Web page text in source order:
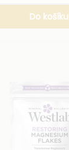
Do košíku